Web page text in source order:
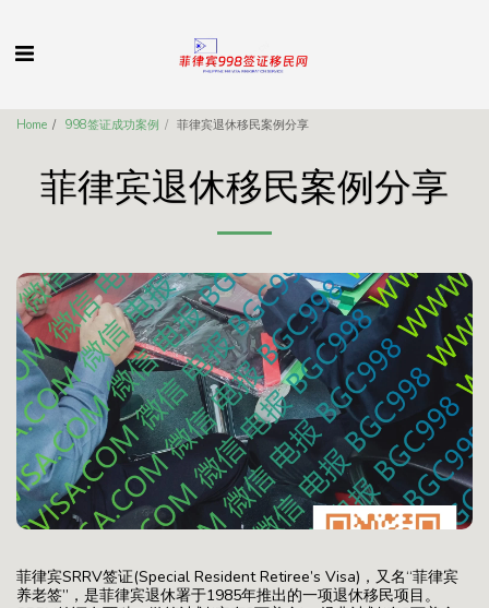
Home 998签证成功案例 菲律宾退休移民案例分享
菲律宾退休移民案例分享
菲律宾SRRV签证(Special Resident Retiree’s Visa)，又名“菲律宾
养老签”，是菲律宾退休署于1985年推出的一项退休移民项目。